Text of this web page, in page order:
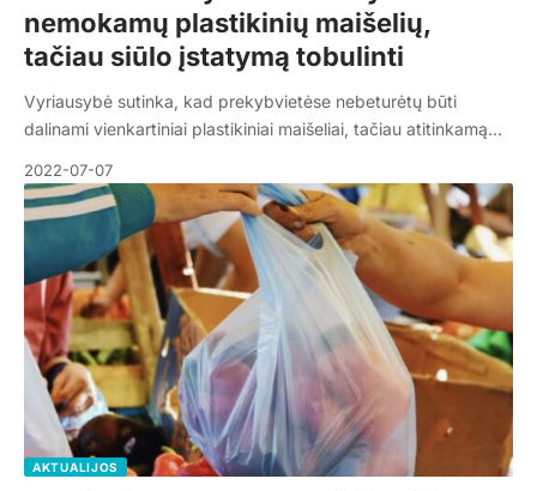
nemokamų plastikinių maišelių,
tačiau siūlo įstatymą tobulinti
Vyriausybė sutinka, kad prekybvietėse nebeturėtų būti
dalinami vienkartiniai plastikiniai maišeliai, tačiau atitinkamą…
2022-07-07
AKTUALIJOS